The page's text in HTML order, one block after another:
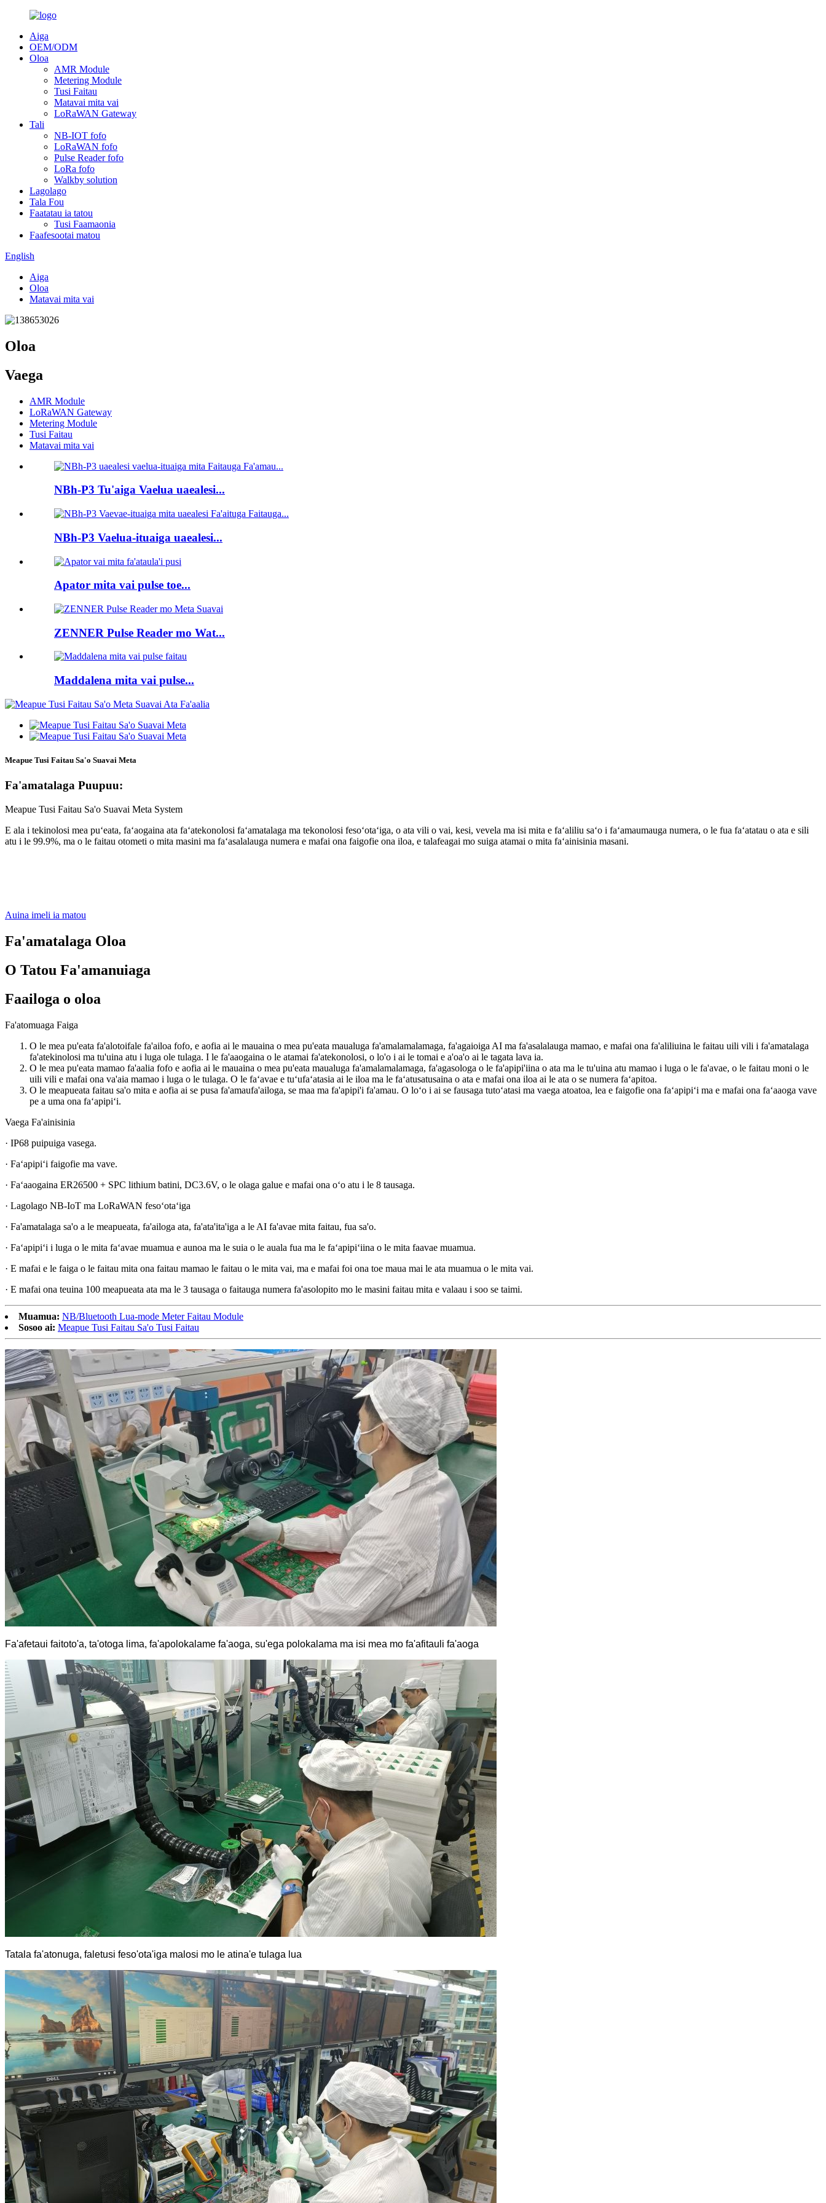
Aiga
OEM/ODM
Oloa
AMR Module
Metering Module
Tusi Faitau
Matavai mita vai
LoRaWAN Gateway
Tali
NB-IOT fofo
LoRaWAN fofo
Pulse Reader fofo
LoRa fofo
Walkby solution
Lagolago
Tala Fou
Faatatau ia tatou
Tusi Faamaonia
Faafesootai matou
English
Aiga
Oloa
Matavai mita vai
Oloa
Vaega
AMR Module
LoRaWAN Gateway
Metering Module
Tusi Faitau
Matavai mita vai
NBh-P3 Tu'aiga Vaelua uaealesi...
NBh-P3 Vaelua-ituaiga uaealesi...
Apator mita vai pulse toe...
ZENNER Pulse Reader mo Wat...
Maddalena mita vai pulse...
Meapue Tusi Faitau Sa'o Suavai Meta
Fa'amatalaga Puupuu:
Meapue Tusi Faitau Sa'o Suavai Meta System
E ala i tekinolosi mea puʻeata, faʻaogaina ata faʻatekonolosi faʻamatalaga ma tekonolosi fesoʻotaʻiga, o ata vili o vai, kesi, vevela ma isi mita e faʻaliliu saʻo i faʻamaumauga numera, o le fua faʻatatau o ata e sili
atu i le 99.9%, ma o le faitau otometi o mita masini ma faʻasalalauga numera e mafai ona faigofie ona iloa, e talafeagai mo suiga atamai o mita faʻainisinia masani.
Auina imeli ia matou
Fa'amatalaga Oloa
O Tatou Fa'amanuiaga
Faailoga o oloa
Fa'atomuaga Faiga
O le mea pu'eata fa'alotoifale fa'ailoa fofo, e aofia ai le mauaina o mea pu'eata maualuga fa'amalamalamaga, fa'agaioiga AI ma fa'asalalauga mamao, e mafai ona fa'aliliuina le faitau uili vili i fa'amatalaga
fa'atekinolosi ma tu'uina atu i luga ole tulaga. I le fa'aaogaina o le atamai fa'atekonolosi, o lo'o i ai le tomai e a'oa'o ai le tagata lava ia.
O le mea pu'eata mamao fa'aalia fofo e aofia ai le mauaina o mea pu'eata maualuga fa'amalamalamaga, fa'agasologa o le fa'apipi'iina o ata ma le tu'uina atu mamao i luga o le fa'avae, o le faitau moni o le
uili vili e mafai ona va'aia mamao i luga o le tulaga. O le faʻavae e tuʻufaʻatasia ai le iloa ma le faʻatusatusaina o ata e mafai ona iloa ai le ata o se numera faʻapitoa.
O le meapueata faitau sa'o mita e aofia ai se pusa fa'amaufa'ailoga, se maa ma fa'apipi'i fa'amau. O loʻo i ai se fausaga tutoʻatasi ma vaega atoatoa, lea e faigofie ona faʻapipiʻi ma e mafai ona faʻaaoga vave
pe a uma ona faʻapipiʻi.
Vaega Fa'ainisinia
· IP68 puipuiga vasega.
· Faʻapipiʻi faigofie ma vave.
· Faʻaaogaina ER26500 + SPC lithium batini, DC3.6V, o le olaga galue e mafai ona oʻo atu i le 8 tausaga.
· Lagolago NB-IoT ma LoRaWAN fesoʻotaʻiga
· Fa'amatalaga sa'o a le meapueata, fa'ailoga ata, fa'ata'ita'iga a le AI fa'avae mita faitau, fua sa'o.
· Faʻapipiʻi i luga o le mita faʻavae muamua e aunoa ma le suia o le auala fua ma le faʻapipiʻiina o le mita faavae muamua.
· E mafai e le faiga o le faitau mita ona faitau mamao le faitau o le mita vai, ma e mafai foi ona toe maua mai le ata muamua o le mita vai.
· E mafai ona teuina 100 meapueata ata ma le 3 tausaga o faitauga numera fa'asolopito mo le masini faitau mita e valaau i soo se taimi.
Muamua: NB/Bluetooth Lua-mode Meter Faitau Module
Sosoo ai: Meapue Tusi Faitau Sa'o Tusi Faitau
Fa'afetaui faitoto'a, ta'otoga lima, fa'apolokalame fa'aoga, su'ega polokalama ma isi mea mo fa'afitauli fa'aoga
Tatala fa'atonuga, faletusi feso'ota'iga malosi mo le atina'e tulaga lua